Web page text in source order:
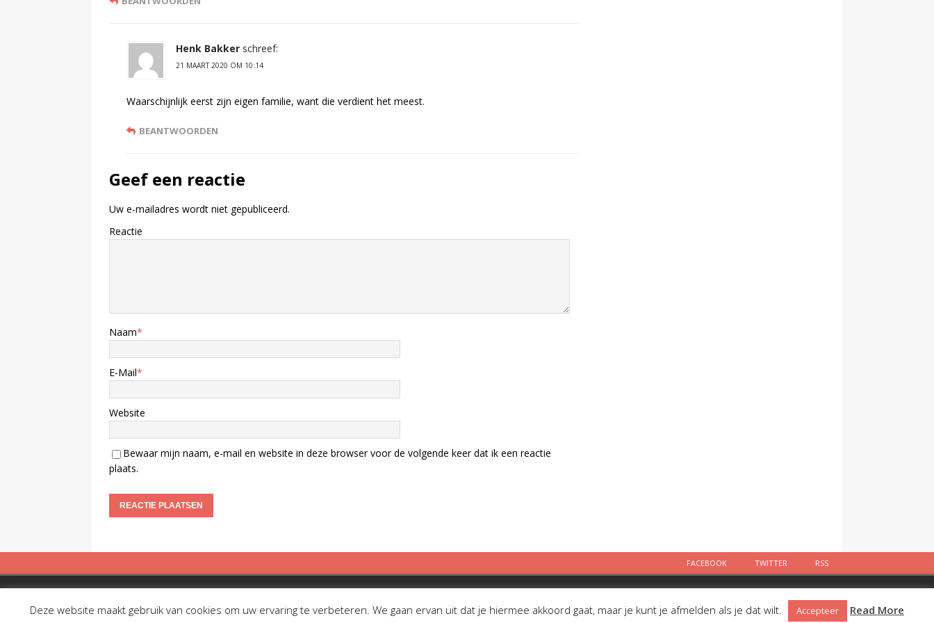
Henk Bakker schreef:
21 MAART 2020 OM 10:14
Waarschijnlijk eerst zijn eigen familie, want die verdient het meest.
BEANTWOORDEN
Geef een reactie
Uw e-mailadres wordt niet gepubliceerd.
Reactie
Naam*
E-Mail*
Website
Bewaar mijn naam, e-mail en website in deze browser voor de volgende keer dat ik een reactie
plaats.
FACEBOOK TWITTER RSS
Twitter RSS
Deze website maakt gebruik van cookies om uw ervaring te verbeteren. We gaan ervan uit dat je hiermee akkoord gaat, maar je kunt je afmelden als je dat wilt. Accepteer Read More